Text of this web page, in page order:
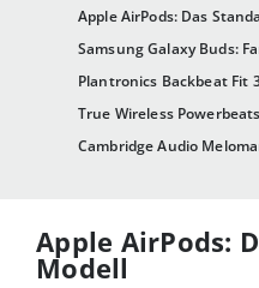
Apple AirPods: Das
Samsung Galaxy Buds:
Plantronics Backbeat Fit
True Wireless
Cambridge Audio
Apple AirPods:
Modell